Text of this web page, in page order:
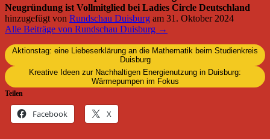
Neugründung ist Vollmitglied bei Ladies Circle Deutschland
hinzugefügt von Rundschau Duisburg am 31. Oktober 2024
Alle Beiträge von Rundschau Duisburg →
Aktionstag: eine Liebeserklärung an die Mathematik beim Studienkreis
Duisburg
Kreative Ideen zur Nachhaltigen Energienutzung in Duisburg:
Wärmepumpen im Fokus
Teilen
Facebook X